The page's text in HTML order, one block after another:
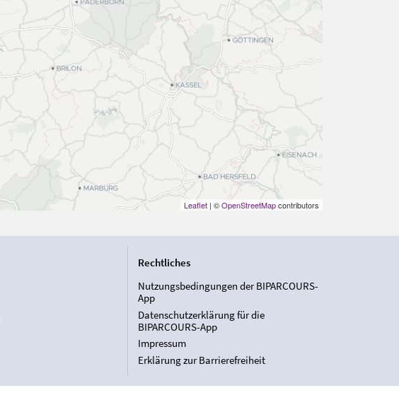
Leaflet| ©OpenStreetMapcontributors
Rechtliches
Nutzungsbedingungen der BIPARCOURS-
App
Datenschutzerklärung für die
BIPARCOURS-App
Impressum
Erklärung zur Barrierefreiheit